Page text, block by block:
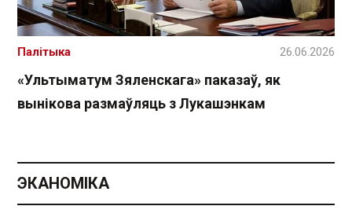
«Ультыматум Зяленскага» паказаў, як
вынікова размаўляць з Лукашэнкам
Палітыка 26.06.2026
ЭКАНОМІКА